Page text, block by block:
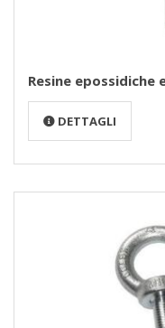
Resine epossidiche
DETTAGLI